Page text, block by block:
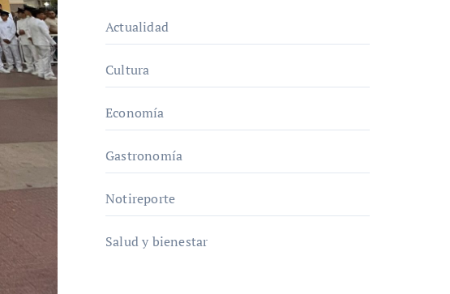
Actualidad
Cultura
Economía
Gastronomía
Notireporte
Salud y bienestar